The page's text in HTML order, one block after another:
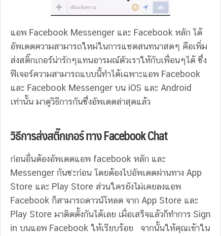
แอพ Facebook Messenger และ Facebook หลัก ได้
อัพเดตความสามารถใหม่ในการแชตสนทนาสดๆ คือเพิ่ม
ส่งสติ๊กเกอร์น่ารักๆแทนอารมณ์ตัวเราให้กับเพื่อนๆได้ ซึ่ง
ฟีเจอร์ความสามารถแบบนี้ทำได้เฉพาะแอพ Facebook
และ Facebook Messenger บน iOS และ Android
เท่านั้น มาดูวิธีการกันซึ่งอัพเดตล่าสุดแล้ว
วิธีการส่งสติ๊กเกอร์ ทาง Facebook Chat
ก่อนอื่นต้องอัพเดตแอพ facebook หลัก และ
Messenger กันซะก่อน โดยต้องไปอัพเดตผ่านทาง App
Store และ Play Store ส่วนใครยังไม่เคยลงแอพ
Facebook ก็สามารถดาวน์โหลด จาก App Store และ
Play Store มาติดตั้งกันได้เลย เมื่อเสร็จแล้วก็ทำการ Sign
in บนแอพ Facebook ให้เรียบร้อย จากนั้นให้คุณเข้าใน